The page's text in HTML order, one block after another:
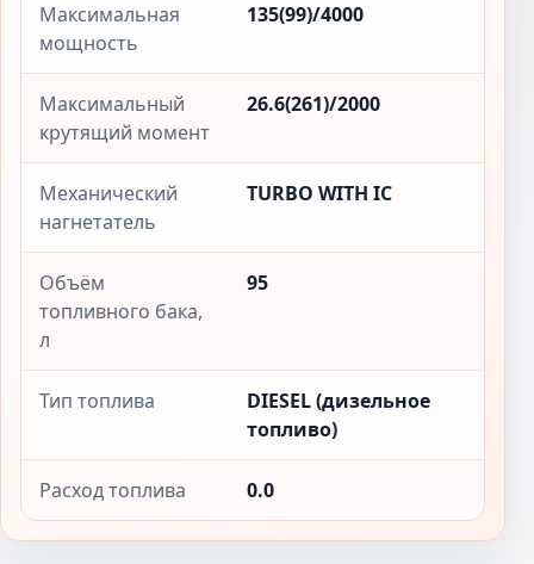
Максимальная
мощность
135(99)/4000
Максимальный
крутящий момент
26.6(261)/2000
Механический
нагнетатель
TURBO WITH IC
Объём
топливного бака,
л
95
Тип топлива
DIESEL (дизельное
топливо)
Расход топлива 0.0